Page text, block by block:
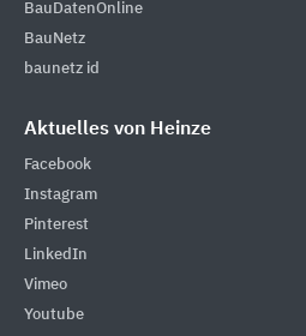
BauDatenOnline
BauNetz
baunetz id
Aktuelles von Heinze
Facebook
Instagram
Pinterest
LinkedIn
Vimeo
Youtube